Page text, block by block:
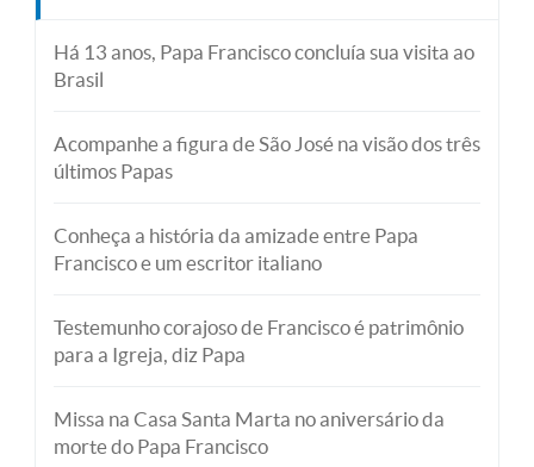
Há 13 anos, Papa Francisco concluía sua visita ao
Brasil
Acompanhe a figura de São José na visão dos três
últimos Papas
Conheça a história da amizade entre Papa
Francisco e um escritor italiano
Testemunho corajoso de Francisco é patrimônio
para a Igreja, diz Papa
Missa na Casa Santa Marta no aniversário da
morte do Papa Francisco